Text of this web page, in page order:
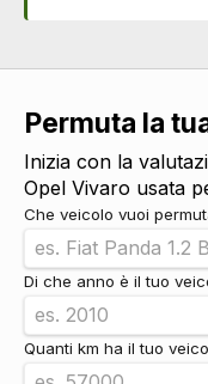
Permuta la
Inizia con la
Opel Vivaro usata
Che veicolo vuoi
Di che anno è il tuo
Quanti km ha il tuo